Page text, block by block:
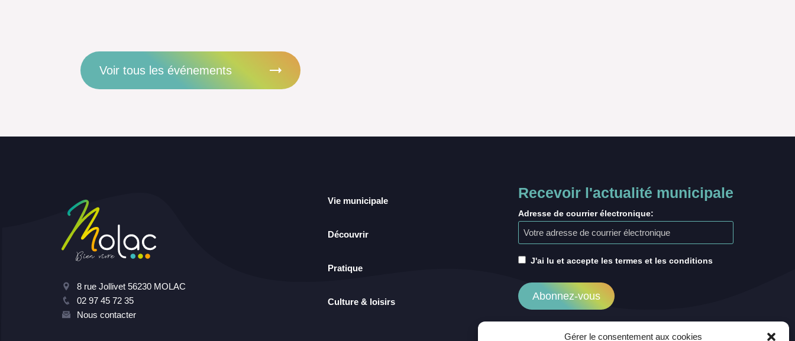
Gérer le consentement aux cookies
Voir tous les événements
8 rue Jollivet 56230 MOLAC
02 97 45 72 35
Nous contacter
Vie municipale
Découvrir
Pratique
Culture & loisirs
Recevoir l'actualité municipale
Adresse de courrier électronique:
J'ai lu et accepte les termes et les conditions